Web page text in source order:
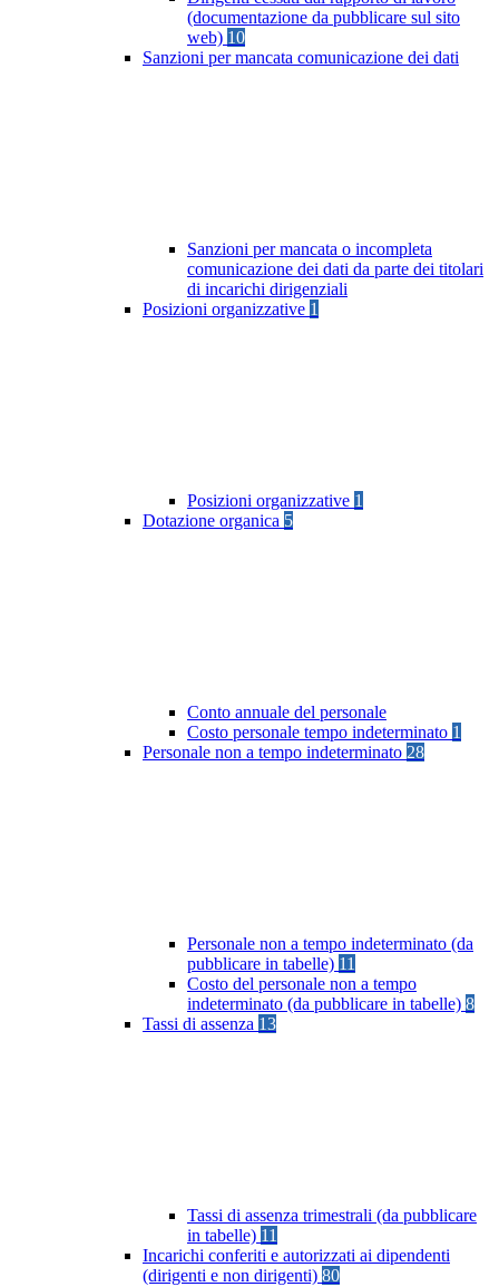
(documentazione da pubblicare sul sito
web) 10
Sanzioni per mancata comunicazione dei dati
Sanzioni per mancata o incompleta
comunicazione dei dati da parte dei titolari
di incarichi dirigenziali
Posizioni organizzative 1
Posizioni organizzative 1
Dotazione organica 5
Conto annuale del personale
Costo personale tempo indeterminato 1
Personale non a tempo indeterminato 28
Personale non a tempo indeterminato (da
pubblicare in tabelle) 11
Costo del personale non a tempo
indeterminato (da pubblicare in tabelle) 8
Tassi di assenza 13
Tassi di assenza trimestrali (da pubblicare
in tabelle) 11
Incarichi conferiti e autorizzati ai dipendenti
(dirigenti e non dirigenti) 80